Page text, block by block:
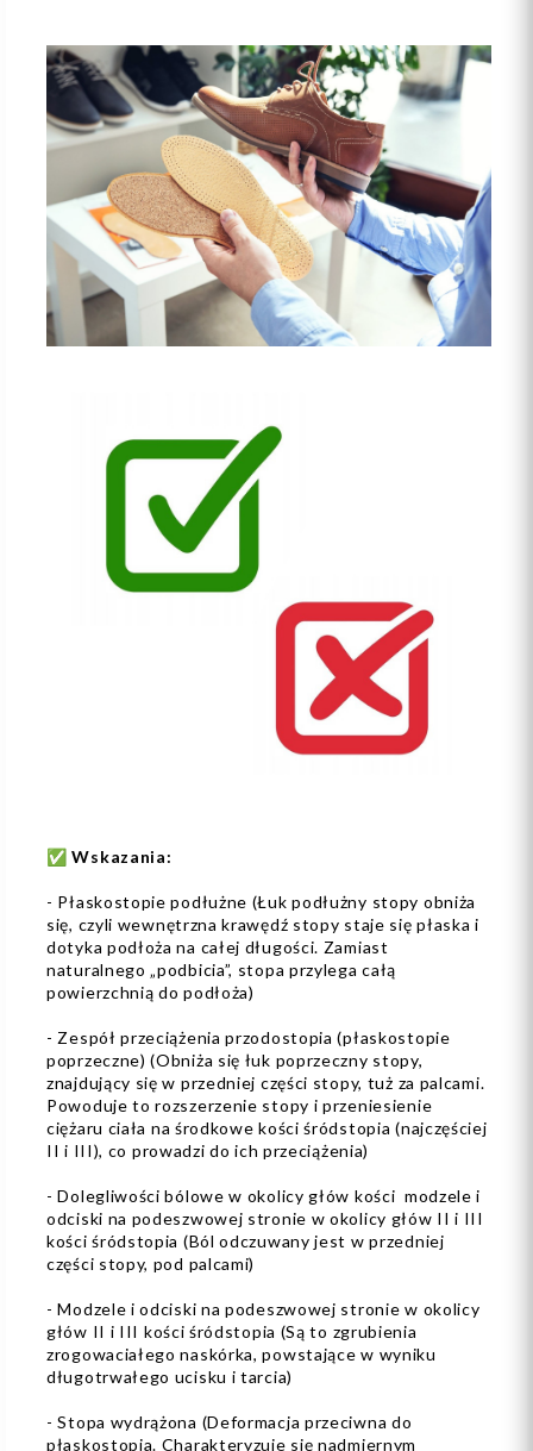
✅Wskazania:
- Płaskostopie podłużne (Łuk podłużny stopy obniża
się, czyli wewnętrzna krawędź stopy staje się płaska i
dotyka podłoża na całej długości. Zamiast
naturalnego „podbicia”, stopa przylega całą
powierzchnią do podłoża)
- Zespół przeciążenia przodostopia (płaskostopie
poprzeczne) (Obniża się łuk poprzeczny stopy,
znajdujący się w przedniej części stopy, tuż za palcami.
Powoduje to rozszerzenie stopy i przeniesienie
ciężaru ciała na środkowe kości śródstopia (najczęściej
II i III), co prowadzi do ich przeciążenia)
- Dolegliwości bólowe w okolicy głów kości modzele i
odciski na podeszwowej stronie w okolicy głów II i III
kości śródstopia (Ból odczuwany jest w przedniej
części stopy, pod palcami)
- Modzele i odciski na podeszwowej stronie w okolicy
głów II i III kości śródstopia (Są to zgrubienia
zrogowaciałego naskórka, powstające w wyniku
długotrwałego ucisku i tarcia)
- Stopa wydrążona (Deformacja przeciwna do
płaskostopia. Charakteryzuje się nadmiernym